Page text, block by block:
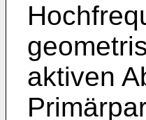
aktiven